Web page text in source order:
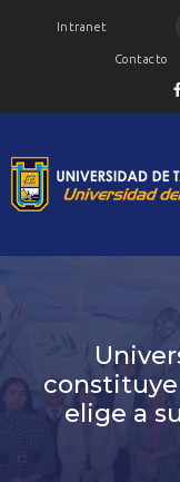
Intranet
Contacto
constituye
elige a